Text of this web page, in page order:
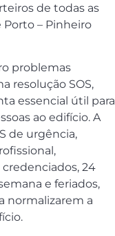
de todas as
Porto – Pinheiro
problemas
resolução SOS,
essencial útil para
ao edifício. A
de urgência,
24
e feriados,
normalizarem a